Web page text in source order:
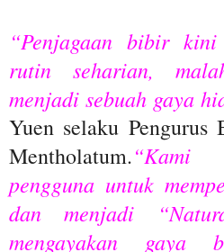
“Penjagaan bibir
rutin seharian,
menjadi sebuah gaya
Yuen selaku Pengurus
Mentholatum.“Kami
pengguna untuk
dan menjadi
mengayakan